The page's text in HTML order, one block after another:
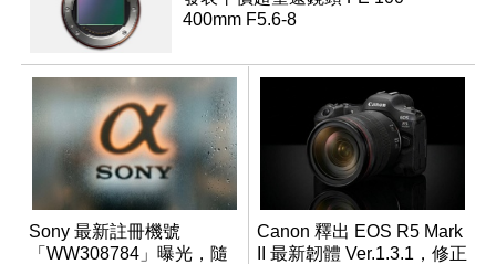
400mm F5.6-8
Sony 最新註冊機號
「WW308784」曝光，隨
Canon 釋出 EOS R5 Mark
II 最新韌體 Ver.1.3.1，修正